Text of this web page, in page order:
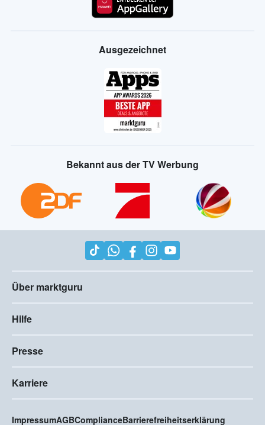
Ausgezeichnet
Bekannt aus der TV Werbung
Über marktguru
Hilfe
Presse
Karriere
ImpressumAGBComplianceBarrierefreiheitserklärung